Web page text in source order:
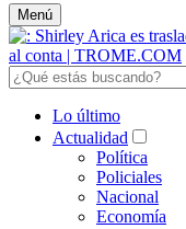
Menú
Lo último
Actualidad
Política
Policiales
Nacional
Economía